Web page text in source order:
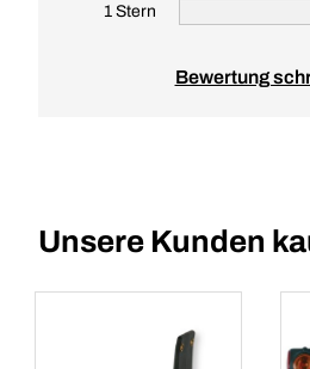
1 Stern
Bewertung
Unsere Kunden